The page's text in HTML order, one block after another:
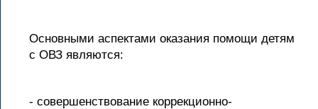
Основными аспектами оказания помощи детям
с ОВЗ являются:
- совершенствование коррекционно-